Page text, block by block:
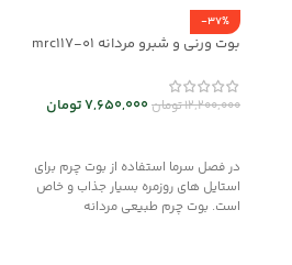
-37%
بوت ورنی و شبرو مردانه mrc117-01
12,200,000تومان7,650,000تومان
در فصل سرما استفاده از بوت چرم برای
استایل های روزمره بسیار جذاب و خاص
است. بوت چرم طبیعی مردانه